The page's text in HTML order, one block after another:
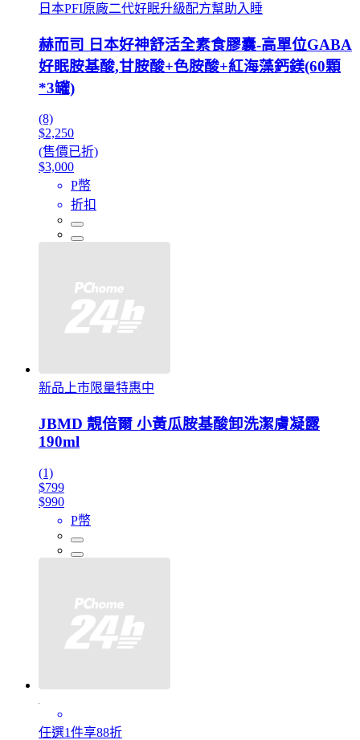
日本PFI原廠二代好眠升級配方幫助入睡
赫而司 日本好神舒活全素食膠囊-高單位GABA
好眠胺基酸,甘胺酸+色胺酸+紅海藻鈣鎂(60顆
*3罐)
(8)
$2,250
(售價已折)
$3,000
P幣
折扣
新品上市限量特惠中
JBMD 靚倍爾 小黃瓜胺基酸卸洗潔膚凝露
190ml
(1)
$799
$990
P幣
任選1件享88折